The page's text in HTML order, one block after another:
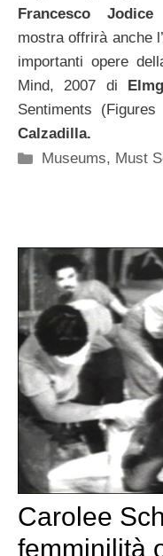
Francesco Jodice
mostra offrirà anche
importanti opere
Mind, 2007 di
Sentiments
Calzadilla.
Categorie
Museums, Must
Carolee
femminilità